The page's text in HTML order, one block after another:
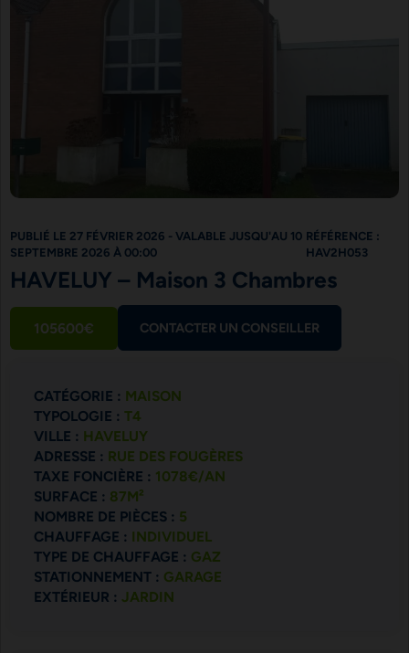
PUBLIÉ LE 27 FÉVRIER 2026 - VALABLE JUSQU'AU 10
SEPTEMBRE 2026 À 00:00
RÉFÉRENCE :
HAV2H053
HAVELUY – Maison 3 Chambres
105600€ CONTACTER UN CONSEILLER
CATÉGORIE : MAISON
TYPOLOGIE : T4
VILLE : HAVELUY
ADRESSE : RUE DES FOUGÈRES
TAXE FONCIÈRE : 1078€/AN
SURFACE : 87M²
NOMBRE DE PIÈCES : 5
CHAUFFAGE : INDIVIDUEL
TYPE DE CHAUFFAGE : GAZ
STATIONNEMENT : GARAGE
EXTÉRIEUR : JARDIN